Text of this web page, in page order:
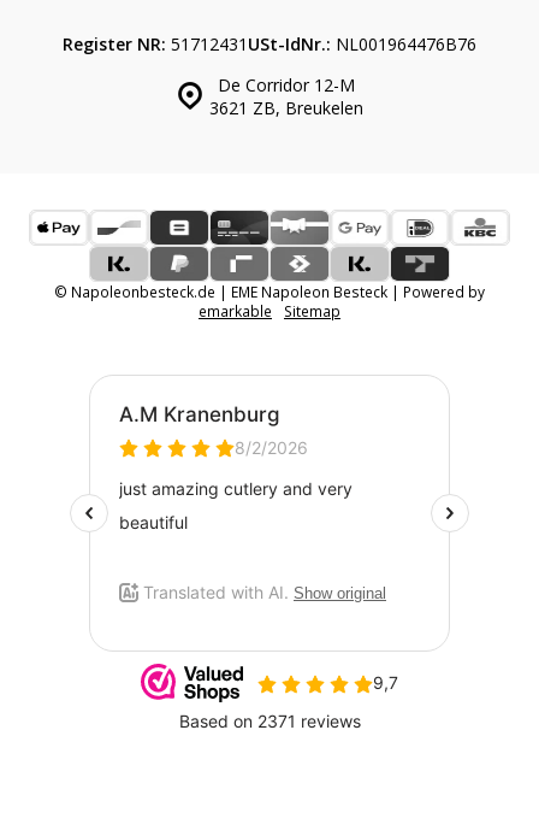
De Corridor 12-M
3621 ZB, Breukelen
Register NR: 51712431 USt-IdNr.: NL001964476B76
© Napoleonbesteck.de | EME Napoleon Besteck | Powered by
emarkable
Sitemap